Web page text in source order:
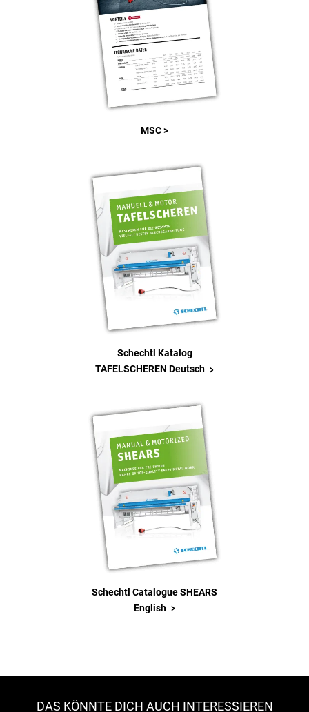
MSC >
Schechtl Katalog
TAFELSCHEREN Deutsch >
Schechtl Catalogue SHEARS
English >
DAS KÖNNTE DICH AUCH INTERESSIEREN